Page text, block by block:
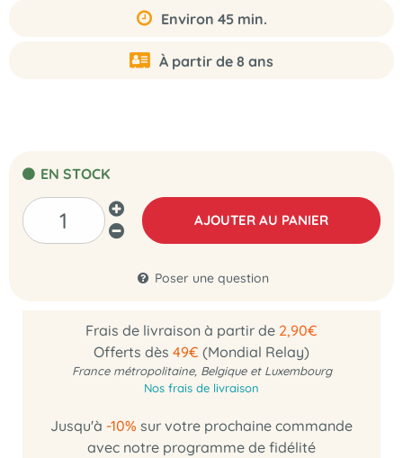
Environ 45 min.
À partir de 8 ans
EN STOCK
AJOUTER AU PANIER
Poser une question
Frais de livraison à partir de 2,90€
Offerts dès 49€ (Mondial Relay)
France métropolitaine, Belgique et Luxembourg
Nos frais de livraison
Jusqu'à -10% sur votre prochaine commande
avec notre programme de fidélité